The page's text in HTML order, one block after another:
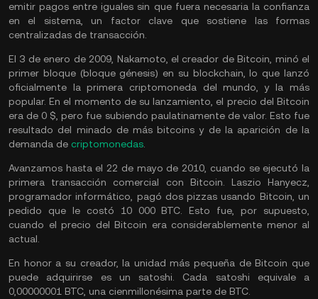
emitir pagos entre iguales sin que fuera necesaria la confianza
en el sistema, un factor clave que sostiene las formas
centralizadas de transacción.
El 3 de enero de 2009, Nakamoto, el creador de Bitcoin, minó el
primer bloque (bloque génesis) en su blockchain, lo que lanzó
oficialmente la primera criptomoneda del mundo, y la más
popular. En el momento de su lanzamiento, el precio del Bitcoin
era de 0 $, pero fue subiendo paulatinamente de valor. Esto fue
resultado del minado de más bitcoins y de la aparición de la
demanda de criptomonedas
Avanzamos hasta el 22 de mayo de 2010, cuando se ejecutó la
primera transacción comercial con Bitcoin. Laszio Hanyecz,
programador informático, pagó dos pizzas usando Bitcoin, un
pedido que le costó 10 000 BTC. Esto fue, por supuesto,
cuando el precio del Bitcoin era considerablemente menor al
actual.
En honor a su creador, la unidad más pequeña de Bitcoin que
puede adquirirse es un satoshi. Cada satoshi equivale a
0,00000001 BTC, una cienmillonésima parte de BTC.